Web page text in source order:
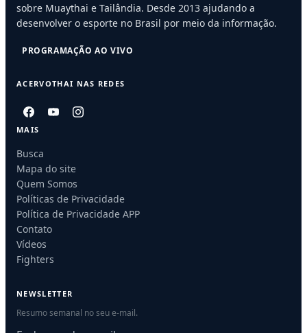
sobre Muaythai e Tailândia. Desde 2013 ajudando a
desenvolver o esporte no Brasil por meio da informação.
PROGRAMAÇÃO AO VIVO
ACERVOTHAI NAS REDES
MAIS
Busca
Mapa do site
Quem Somos
Políticas de Privacidade
Política de Privacidade APP
Contato
Vídeos
Fighters
NEWSLETTER
Resumo semanal no seu e-mail.